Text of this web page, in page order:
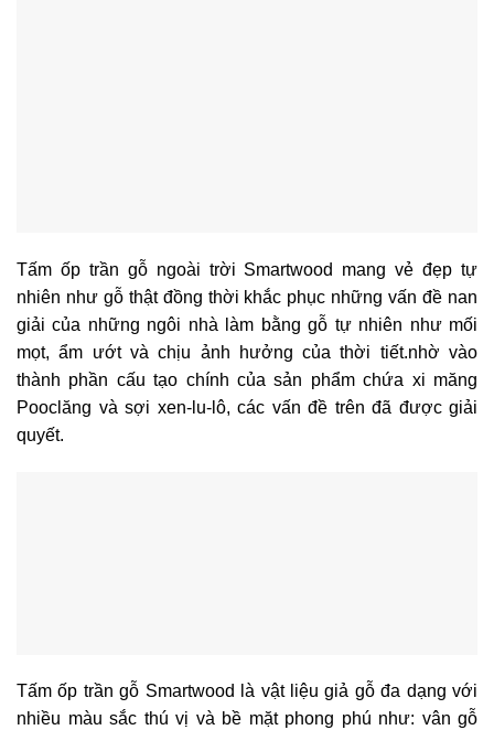
Tấm ốp trần gỗ ngoài trời Smartwood
mang vẻ đẹp tự
nhiên như gỗ thật đồng thời khắc phục những vấn đề nan
giải của những ngôi nhà làm bằng gỗ tự nhiên như mối
mọt, ẩm ướt và chịu ảnh hưởng của thời tiết.nhờ vào
thành phần cấu tạo chính của sản phẩm chứa xi măng
Pooclăng và sợi xen-lu-lô, các vấn đề trên đã được giải
quyết.
Tấm ốp trần gỗ Smartwood là vật liệu giả gỗ đa dạng với
nhiều màu sắc thú vị và bề mặt phong phú như: vân gỗ